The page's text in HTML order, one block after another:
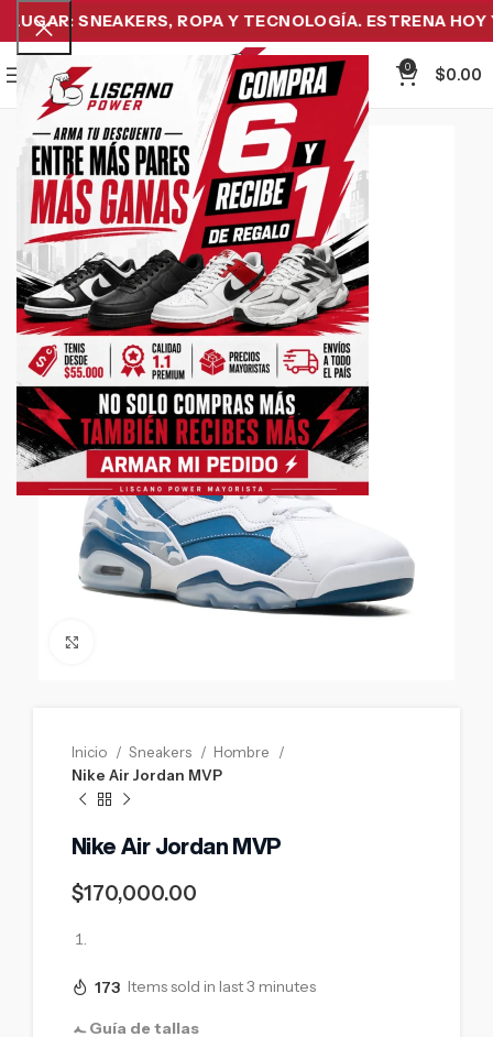
SNEAKERS, ROPA Y TECNOLOGÍA. ESTRENA HOY Y
Menu
0
$0.00
Inicio Sneakers
Hombre
Nike Air Jordan MVP
Nike Air Jordan MVP
$170,000.00
173 Items sold in last 3 minutes
Guía de tallas